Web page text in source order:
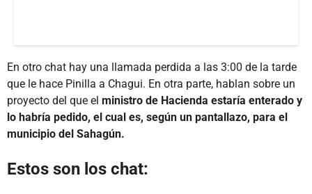
En otro chat hay una llamada perdida a las 3:00 de la tarde
que le hace Pinilla a Chagui. En otra parte, hablan sobre un
proyecto del que el ministro de Hacienda estaría enterado y
lo habría pedido, el cual es, según un pantallazo, para el
municipio del Sahagún.
Estos son los chat: